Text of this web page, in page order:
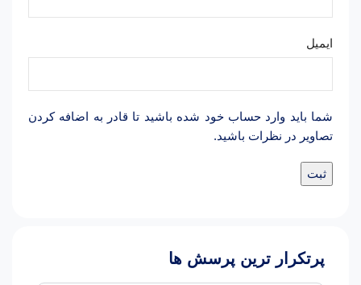
ایمیل
شما باید وارد حساب خود شده باشید تا قادر به اضافه کردن
تصاویر در نظرات باشید.
پرتکرار ترین پرسش ها